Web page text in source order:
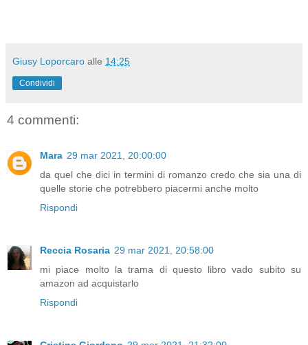
Giusy Loporcaro alle 14:25
Condividi
4 commenti:
Mara 29 mar 2021, 20:00:00
da quel che dici in termini di romanzo credo che sia una di
quelle storie che potrebbero piacermi anche molto
Rispondi
Reccia Rosaria 29 mar 2021, 20:58:00
mi piace molto la trama di questo libro vado subito su
amazon ad acquistarlo
Rispondi